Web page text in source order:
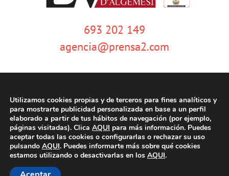
693 202 149
agencia@prensa2.com
© Copyright 2020 | La Veu d'Algemesí | Tots els drets reservats |Aviso
legal |Política de privacidad|Política de cookies | Dissenyat per
tecniwebs
Utilizamos cookies propias y de terceros para fines analíticos y
para mostrarte publicidad personalizada en base a un perfil
elaborado a partir de tus hábitos de navegación (por ejemplo,
páginas visitadas). Clica AQUI para más información. Puedes
aceptar todas las cookies o configurarlas o rechazar su uso
pulsando AQUI. Puedes informarte más sobre qué cookies
estamos utilizando o desactivarlas en los AQUI.